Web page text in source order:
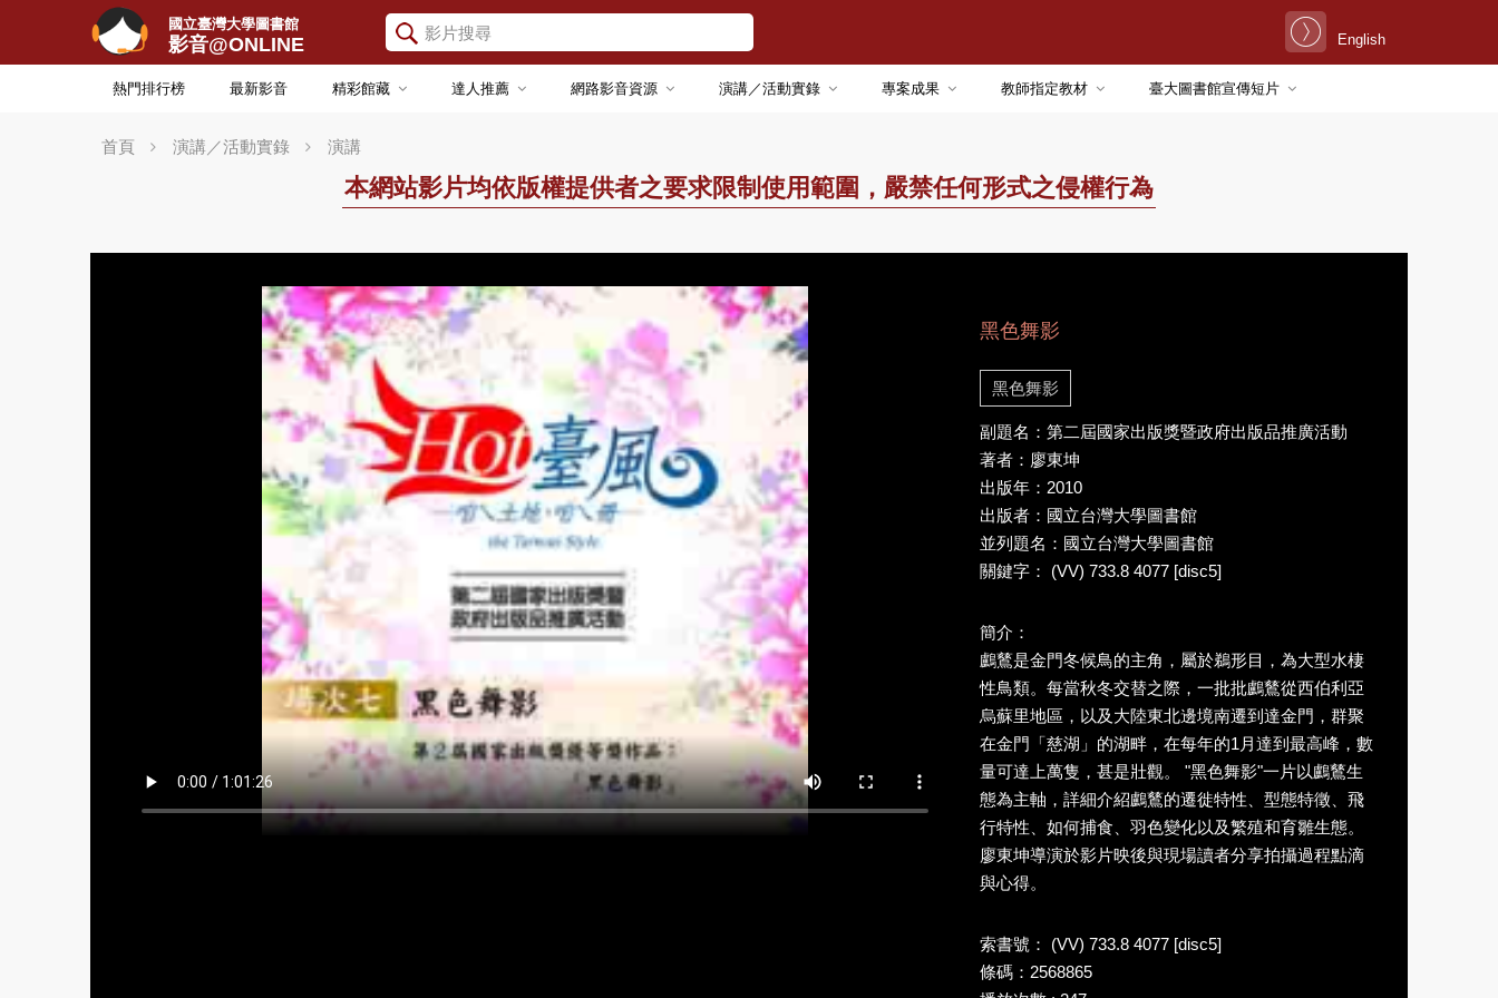
國立臺灣大學圖書館
影音@ONLINE English
熱門排行榜 最新影音 精彩館藏 達人推薦 網路影音資源 演講／活動實錄 專案成果 教師指定教材 臺大圖書館宣傳短片
首頁 演講／活動實錄 演講
本網站影片均依版權提供者之要求限制使用範圍，嚴禁任何形式之侵權行為
黑色舞影
黑色舞影
副題名：第二屆國家出版獎暨政府出版品推廣活動
著者：廖東坤
出版年：2010
出版者：國立台灣大學圖書館
並列題名：國立台灣大學圖書館
關鍵字： (VV) 733.8 4077 [disc5]
簡介：
鸕鶿是金門冬候鳥的主角，屬於鵜形目，為大型水棲
性鳥類。每當秋冬交替之際，一批批鸕鶿從西伯利亞
烏蘇里地區，以及大陸東北邊境南遷到達金門，群聚
在金門「慈湖」的湖畔，在每年的1月達到最高峰，數
量可達上萬隻，甚是壯觀。 "黑色舞影"一片以鸕鶿生
態為主軸，詳細介紹鸕鶿的遷徙特性、型態特徵、飛
行特性、如何捕食、羽色變化以及繁殖和育雛生態。
廖東坤導演於影片映後與現場讀者分享拍攝過程點滴
與心得。
索書號： (VV) 733.8 4077 [disc5]
條碼：2568865